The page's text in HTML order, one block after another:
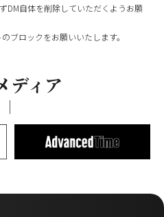
DM自体を削除していただくようお願
ブロックをお願いいたします。
ディア